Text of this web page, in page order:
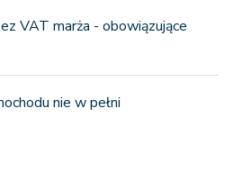
VAT marża - obowiązujące
nie w pełni